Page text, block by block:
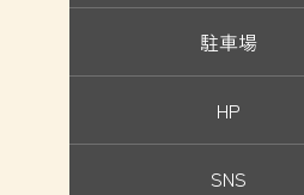
駐車場
HP
SNS